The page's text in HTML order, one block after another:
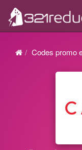
Codes promo